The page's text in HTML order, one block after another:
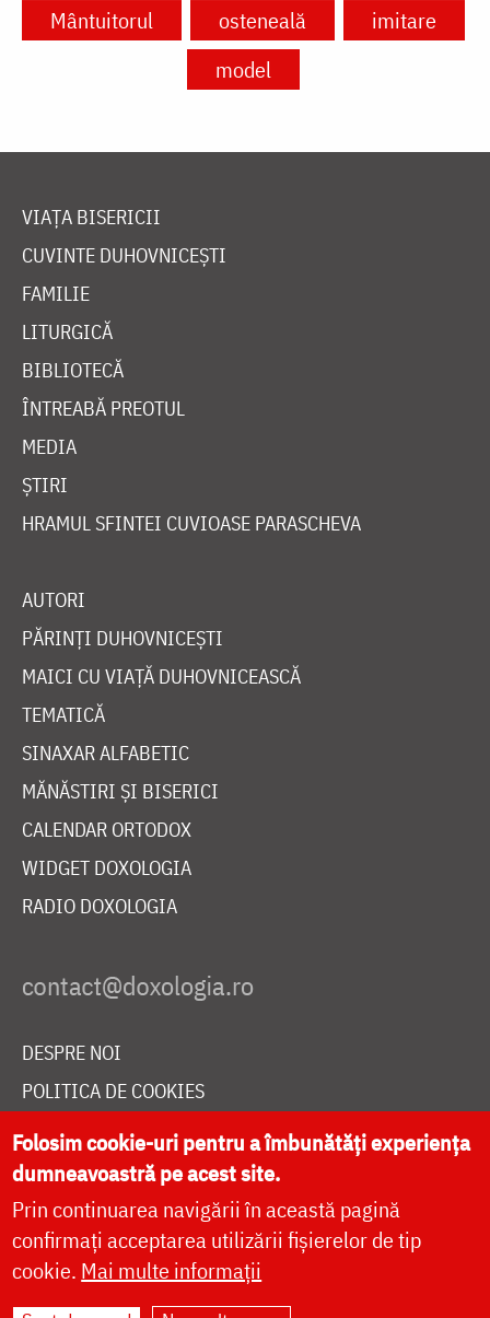
Mântuitorul
osteneală
imitare
model
VIAȚA BISERICII
CUVINTE DUHOVNICEȘTI
FAMILIE
LITURGICĂ
BIBLIOTECĂ
ÎNTREABĂ PREOTUL
MEDIA
ȘTIRI
HRAMUL SFINTEI CUVIOASE PARASCHEVA
AUTORI
PĂRINȚI DUHOVNICEȘTI
MAICI CU VIAȚĂ DUHOVNICEASCĂ
TEMATICĂ
SINAXAR ALFABETIC
MĂNĂSTIRI ȘI BISERICI
CALENDAR ORTODOX
WIDGET DOXOLOGIA
RADIO DOXOLOGIA
DESPRE NOI
POLITICA DE COOKIES
DONEAZĂ ONLINE PENTRU CATEDRALA NAȚIONALĂ
LIVE
Folosim cookie-uri pentru a îmbunătăți experiența
dumneavoastră pe acest site.
Prin continuarea navigării în această pagină
confirmați acceptarea utilizării fișierelor de tip
cookie. Mai multe informații